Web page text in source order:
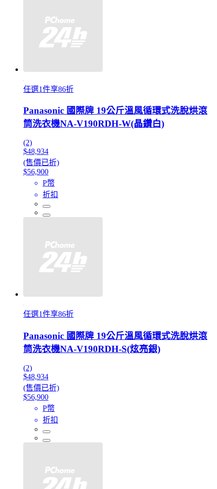
任選1件享86折
Panasonic 國際牌 19公斤溫風循環式洗脫烘滾
筒洗衣機NA-V190RDH-W(晶鑽白)
(2)
$48,934
(售價已折)
$56,900
P幣
折扣
任選1件享86折
Panasonic 國際牌 19公斤溫風循環式洗脫烘滾
筒洗衣機NA-V190RDH-S(炫亮銀)
(2)
$48,934
(售價已折)
$56,900
P幣
折扣